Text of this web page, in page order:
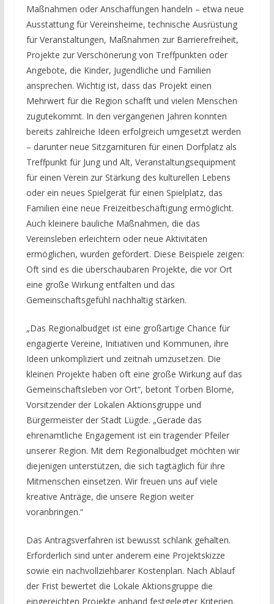
Maßnahmen oder Anschaffungen handeln – etwa neue
Ausstattung für Vereinsheime, technische Ausrüstung
für Veranstaltungen, Maßnahmen zur Barrierefreiheit,
Projekte zur Verschönerung von Treffpunkten oder
Angebote, die Kinder, Jugendliche und Familien
ansprechen. Wichtig ist, dass das Projekt einen
Mehrwert für die Region schafft und vielen Menschen
zugutekommt. In den vergangenen Jahren konnten
bereits zahlreiche Ideen erfolgreich umgesetzt werden
– darunter neue Sitzgarnituren für einen Dorfplatz als
Treffpunkt für Jung und Alt, Veranstaltungsequipment
für einen Verein zur Stärkung des kulturellen Lebens
oder ein neues Spielgerät für einen Spielplatz, das
Familien eine neue Freizeitbeschäftigung ermöglicht.
Auch kleinere bauliche Maßnahmen, die das
Vereinsleben erleichtern oder neue Aktivitäten
ermöglichen, wurden gefördert. Diese Beispiele zeigen:
Oft sind es die überschaubaren Projekte, die vor Ort
eine große Wirkung entfalten und das
Gemeinschaftsgefühl nachhaltig stärken.
„Das Regionalbudget ist eine großartige Chance für
engagierte Vereine, Initiativen und Kommunen, ihre
Ideen unkompliziert und zeitnah umzusetzen. Die
kleinen Projekte haben oft eine große Wirkung auf das
Gemeinschaftsleben vor Ort“, betont Torben Blome,
Vorsitzender der Lokalen Aktionsgruppe und
Bürgermeister der Stadt Lügde. „Gerade das
ehrenamtliche Engagement ist ein tragender Pfeiler
unserer Region. Mit dem Regionalbudget möchten wir
diejenigen unterstützen, die sich tagtäglich für ihre
Mitmenschen einsetzen. Wir freuen uns auf viele
kreative Anträge, die unsere Region weiter
voranbringen.“
Das Antragsverfahren ist bewusst schlank gehalten.
Erforderlich sind unter anderem eine Projektskizze
sowie ein nachvollziehbarer Kostenplan. Nach Ablauf
der Frist bewertet die Lokale Aktionsgruppe die
eingereichten Projekte anhand festgelegter Kriterien.